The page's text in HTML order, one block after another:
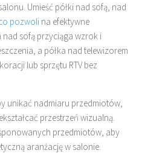
Umieść półki nad sofą, nad
pozwoli na efektywne
nad sofą przyciąga wzrok i
a półka nad telewizorem
lub sprzętu RTV bez
unikać nadmiaru przedmiotów,
przestrzeń wizualną.
przedmiotów, aby
aranżację w salonie.